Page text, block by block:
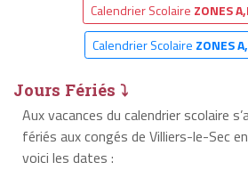
Calendrier Scolaire ZONES
Calendrier Scolaire ZONES
Jours Fériés ⤵
Aux vacances du calendrier scolaire
fériés aux congés de Villiers-le-Sec
voici les dates :